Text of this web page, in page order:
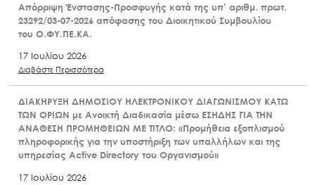
Απόρριψη Ένστασης-Προσφυγής κατά της υπ’ αριθμ. πρωτ.
23292/03-07-2026 απόφασης του Διοικητικού Συμβουλίου
του Ο.ΦΥ.ΠΕ.ΚΑ.
17 Ιουλίου 2026
Διαβάστε Περισσότερα
ΔΙΑΚΗΡΥΞΗ ΔΗΜΟΣΙΟΥ ΗΛΕΚΤΡΟΝΙΚΟΥ ΔΙΑΓΩΝΙΣΜΟΥ ΚΑΤΩ
ΤΩΝ ΟΡΙΩΝ με Ανοικτή Διαδικασία μέσω ΕΣΗΔΗΣ ΓΙΑ ΤΗΝ
ΑΝΑΘΕΣΗ ΠΡΟΜΗΘΕΙΩΝ ΜΕ ΤΙΤΛΟ: «Προμήθεια εξοπλισμού
πληροφορικής για την υποστήριξη των υπαλλήλων και της
υπηρεσίας Active Directory του Οργανισμού»
17 Ιουλίου 2026